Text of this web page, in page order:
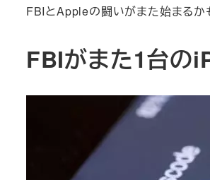
FBIとAppleの闘いがまた始まるか
FBIがまた1台の